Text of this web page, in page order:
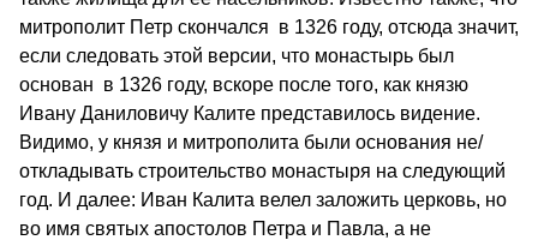
митрополит Петр скончался в 1326 году, отсюда значит,
если следовать этой версии, что монастырь был
основан в 1326 году, вскоре после того, как князю
Ивану Даниловичу Калите представилось видение.
Видимо, у князя и митрополита были основания не/
откладывать строительство монастыря на следующий
год. И далее: Иван Калита велел заложить церковь, но
во имя святых апостолов Петра и Павла, а не